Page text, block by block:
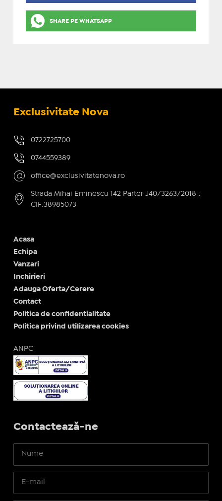
SHARE PE WHATSAPP
Exclusivitate Nova
0722725700
0744559389
office@exclusivitatenova.ro
Strada Mihai Eminescu 142 Parter J40/3263/2018 ;
CIF:38985073
Acasa
Echipa
Vanzari
Inchirieri
Adauga Oferta/Cerere
Contact
Politica de confidentialitate
Politica privind utilizarea cookies
ANPC
Contactează-ne